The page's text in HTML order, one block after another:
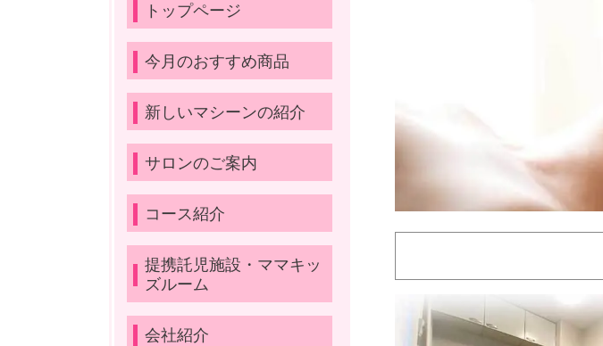
トップページ
今月のおすすめ商品
新しいマシーンの紹介
サロンのご案内
コース紹介
提携託児施設・ママキッ
ズルーム
会社紹介